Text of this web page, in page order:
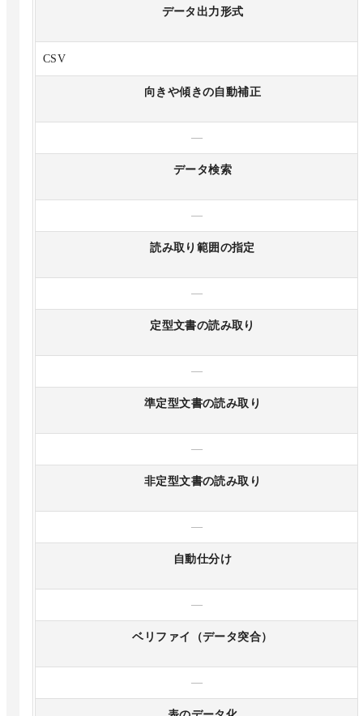
データ出力形式
CSV
向きや傾きの自動補正
—
データ検索
—
読み取り範囲の指定
—
定型文書の読み取り
—
準定型文書の読み取り
—
非定型文書の読み取り
—
自動仕分け
—
ベリファイ（データ突合）
—